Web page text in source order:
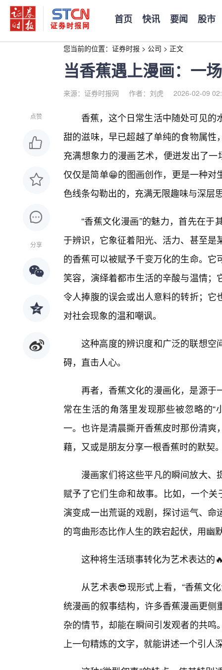
首页 快讯 要闻 股市
您当前的位置： 证券时报 > 公司 > 正文
当香蕉遇上漫画：一
来源：证券时报网 作者：刘虎 2026-02-09
点赞
分享
香蕉，这个日常生活中随处可见
甜的滋味，早已超越了单纯的食物属
充满想象力的漫画艺术，便迸发出了
仅仅是简单😁的图画创作，更是一种
色线条勾勒出的，充满无限趣味与深层
“香蕉文化漫画”的魅力，首先在
于辨识，它象征着阳光、活力、甚至
的香蕉可以被赋予千变万化的生命。
笑容，演绎着都市生活的辛酸与温情
令人捧腹的误会或出人意料的转折；
对社会现象的温和嘲讽。
这种高度的辨识度和广泛的联想空
碍，直击人心。
再者，香蕉文化的漫画化，是源于
常在生活的角落里发现那些被忽略的
一。也许是清晨撕开香蕉皮时那份清
藉，又或是朋友分享一根香蕉时的默契
漫画家们将这些平凡的瞬间放大
赋予了它们生命和故事。比如，一个
演变成一出荒诞的戏剧，探讨运气、
的弯曲形态比作人生的跌宕起伏，用幽
这种将生活琐事转化为艺术表达的
从艺术表😎现形式上看，“香蕉文
统漫画的叙事结构，许多香蕉漫画更
杂的情节，却能在瞬间引发观者的共
上一句精炼的文字，就能讲述一个引人